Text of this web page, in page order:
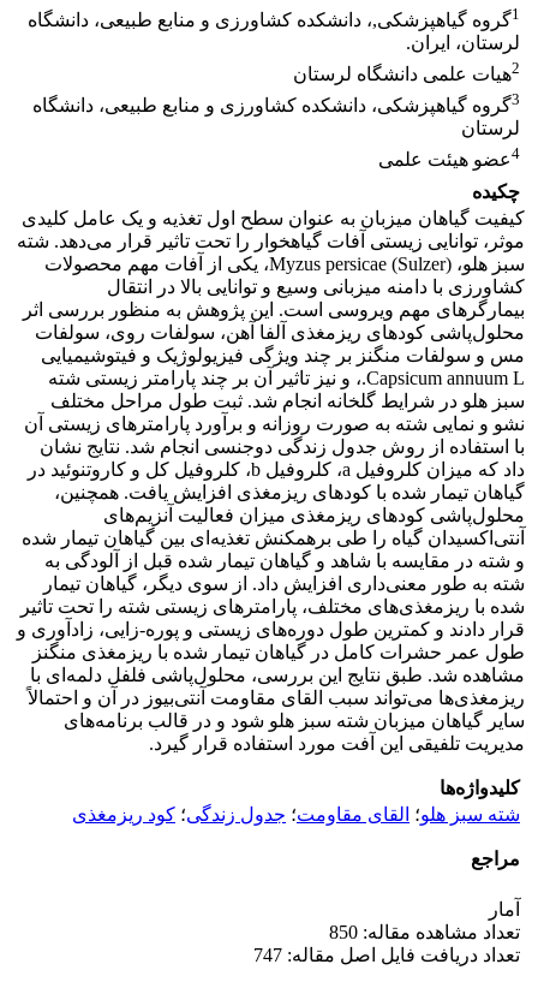
1گروه گیاهپزشکی,، دانشکده کشاورزی و منابع طبیعی، دانشگاه
لرستان، ایران.
2هیات علمی دانشگاه لرستان
3گروه گیاهپزشکی، دانشکده کشاورزی و منابع طبیعی، دانشگاه
لرستان
4عضو هیئت علمی
چکیده
کیفیت گیاهان میزبان به عنوان سطح اول تغذیه و یک عامل کلیدی
موثر، توانایی زیستی آفات گیاهخوار را تحت تاثیر قرار می‌‎دهد. شته
سبز هلو، Myzus persicae (Sulzer)، یکی از آفات مهم محصولات
کشاورزی با دامنه میزبانی وسیع و توانایی بالا در انتقال
بیمارگر‌‌های مهم ویروسی است. این پژوهش به منظور بررسی اثر
محلول‌‌پاشی کودهای ریزمغذی آلفا آهن، سولفات روی، سولفات
مس و سولفات منگنز بر چند ویژگی فیزیولوژیک و فیتوشیمیایی
Capsicum annuum L.، و نیز تاثیر آن بر چند پارامتر زیستی شته
سبز هلو در شرایط گلخانه انجام شد. ثبت طول مراحل مختلف
نشو و نمایی شته به صورت روزانه و برآورد پارامترهای زیستی آن
با استفاده از روش جدول زندگی دوجنسی انجام شد. نتایج نشان
داد که میزان کلروفیل a، کلروفیل b، کلروفیل کل و کاروتنوئید در
گیاهان تیمار شده با کودهای ریزمغذی افزایش یافت. همچنین،
محلول‌پاشی کودهای ریزمغذی میزان فعالیت آنزیم‌های
آنتی‌اکسیدان گیاه را طی برهمکنش تغذیه‌ای بین گیاهان تیمار شده
و شته در مقایسه با شاهد و گیاهان تیمار شده قبل از آلودگی به
شته به طور معنی‌داری افزایش داد. از سوی دیگر، گیاهان تیمار
شده با ریزمغذی‌های مختلف، پارامترهای زیستی شته را تحت تاثیر
قرار دادند و کمترین طول دوره‌های زیستی و پوره-‌زایی، زادآوری و
طول عمر حشرات کامل در گیاهان تیمار شده با ریزمغذی منگنز
مشاهده شد. طبق نتایج این بررسی، محلول‌پاشی فلفل دلمه‌ای با
ریزمغذی‌‌ها می‌‌تواند سبب القای مقاومت آنتی‌‌بیوز در آن و احتمالاً
سایر گیاهان میزبان شته سبز هلو شود و در قالب برنامه‌‌های
مدیریت تلفیقی این آفت مورد استفاده قرار گیرد.
کلیدواژه‌ها
شته سبز هلو؛ القای مقاومت؛ جدول زندگی؛ کود ریزمغذی
مراجع
آمار
تعداد مشاهده مقاله: 850
تعداد دریافت فایل اصل مقاله: 747